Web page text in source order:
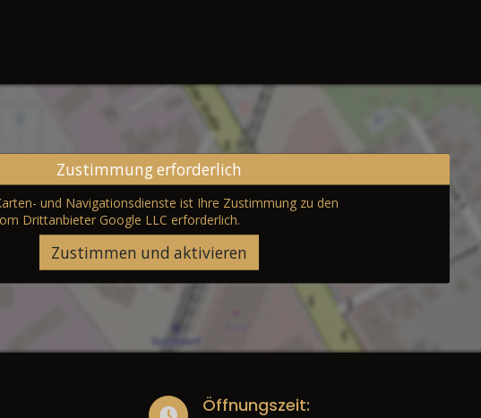
Zustimmung erforderlich
und Navigationsdienste ist Ihre Zustimmung zu den
Drittanbieter Google LLC erforderlich.
Zustimmen und aktivieren
Öffnungszeit: